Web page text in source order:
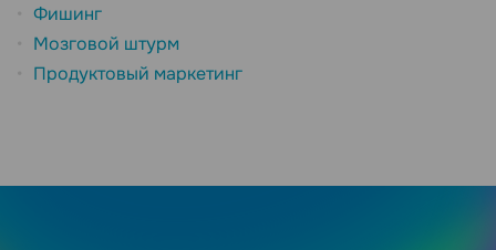
Фишинг
Мозговой штурм
Продуктовый маркетинг